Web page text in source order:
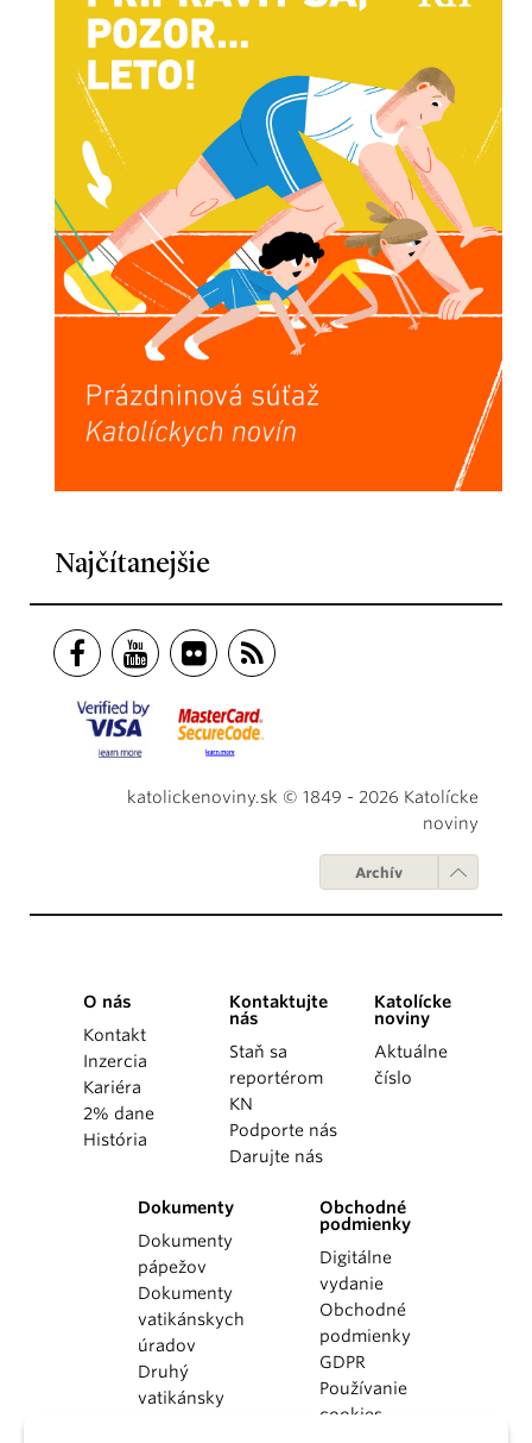
Najčítanejšie
katolickenoviny.sk © 1849 - 2026 Katolícke
noviny
Archív
O nás
Kontakt
Inzercia
Kariéra
2% dane
História
Kontaktujte
nás
Staň sa
reportérom
KN
Podporte nás
Darujte nás
Katolícke
noviny
Aktuálne
číslo
Dokumenty
Dokumenty
pápežov
Dokumenty
vatikánskych
úradov
Druhý
vatikánsky
Obchodné
podmienky
Digitálne
vydanie
Obchodné
podmienky
GDPR
Používanie
cookies